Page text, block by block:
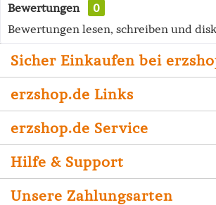
Bewertungen
0
Bewertungen lesen, schreiben und
Sicher Einkaufen bei
erzshop.de Links
erzshop.de Service
Hilfe & Support
Unsere Zahlungsarten